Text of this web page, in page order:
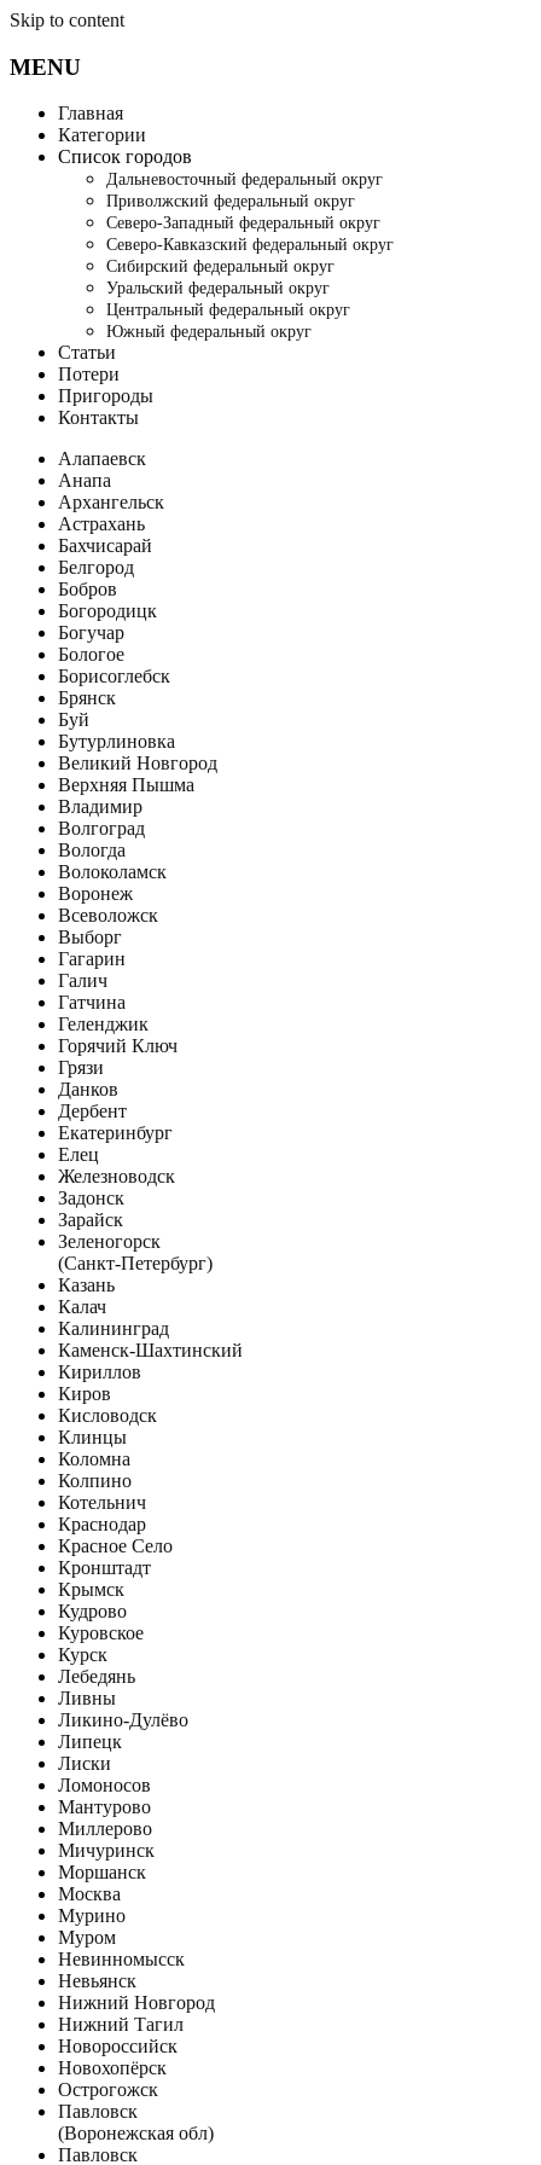
Skip to content
MENU
Главная
Категории
Список городов
Дальневосточный федеральный округ
Приволжский федеральный округ
Северо-Западный федеральный округ
Северо-Кавказский федеральный округ
Сибирский федеральный округ
Уральский федеральный округ
Центральный федеральный округ
Южный федеральный округ
Статьи
Потери
Пригороды
Контакты
Алапаевск
Анапа
Архангельск
Астрахань
Бахчисарай
Белгород
Бобров
Богородицк
Богучар
Бологое
Борисоглебск
Брянск
Буй
Бутурлиновка
Великий Новгород
Верхняя Пышма
Владимир
Волгоград
Вологда
Волоколамск
Воронеж
Всеволожск
Выборг
Гагарин
Галич
Гатчина
Геленджик
Горячий Ключ
Грязи
Данков
Дербент
Екатеринбург
Елец
Железноводск
Задонск
Зарайск
Зеленогорск
(Санкт-Петербург)
Казань
Калач
Калининград
Каменск-Шахтинский
Кириллов
Киров
Кисловодск
Клинцы
Коломна
Колпино
Котельнич
Краснодар
Красное Село
Кронштадт
Крымск
Кудрово
Куровское
Курск
Лебедянь
Ливны
Ликино-Дулёво
Липецк
Лиски
Ломоносов
Мантурово
Миллерово
Мичуринск
Моршанск
Москва
Мурино
Муром
Невинномысск
Невьянск
Нижний Новгород
Нижний Тагил
Новороссийск
Новохопёрск
Острогожск
Павловск
(Воронежская обл)
Павловск